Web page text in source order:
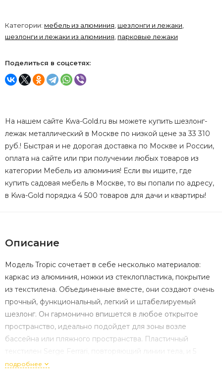
Категории: мебель из алюминия, шезлонги и лежаки,
шезлонги и лежаки из алюминия, парковые лежаки
Поделиться в соцсетях:
На нашем сайте Kwa-Gold.ru вы можете купить шезлонг-
лежак металлический в Москве по низкой цене за 33 310
руб.! Быстрая и не дорогая доставка по Москве и России,
оплата на сайте или при получении любых товаров из
категории Мебель из алюминия! Если вы ищите, где
купить садовая мебель в Москве, то вы попали по адресу,
в Kwa-Gold порядка 4 500 товаров для дачи и квартиры!
Описание
Модель Tropic сочетает в себе несколько материалов:
каркас из алюминия, ножки из стеклопластика, покрытие
из текстилена. Объединенные вместе, они создают очень
прочный, функциональный, легкий и штабелируемый
шезлонг. Он гармонично впишется в любое открытое
пространство, идеально подойдет для зоны возле
бассейна или пляжного пространства. Пластичный
текстилен Sergе Ferrari, повторяющий линии тела, и 5
положений наклона спинки обеспечивают максимальное
подробнее